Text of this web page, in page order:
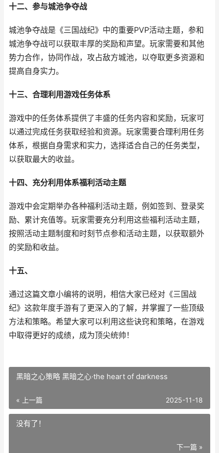
十二、参与城池争夺战
城池争夺战是《三国战纪》中的重要PVP活动主题，参和
城池争夺战可以获取丰厚的奖励和声望。玩家需要和其他
势力合作，协同作战，攻占敌方城池，以夺取更多资源和
提高自身实力。
十三、合理利用游戏任务体系
游戏中的任务体系提供了丰盛的任务内容和奖励，玩家可
以通过完成任务获取经验和资源。玩家需要合理利用任务
体系，根据自身需求和实力，选择适合自己的任务类型，
以获取最大的收益。
十四、充分利用体系福利活动主题
游戏中会定期举办各种福利活动主题，例如签到、登录奖
励、累计充值等。玩家需要充分利用这些福利活动主题，
按照活动主题制度和时刻节点参和活动主题，以获取额外
的奖励和收益。
十五、
通过这篇文章小编将的说明，相信大家已经对《三国战
纪》这款年度手游有了更深入的了解，并掌握了一些顶级
方法和策略。希望大家可以利用这些诀窍和策略，在游戏
中取得更好的成绩，成为顶尖统帅！
黑暗之心策略 黑暗之心·the heart of darkness
« 上一篇 2025-11-18
没有了！
下一篇 »